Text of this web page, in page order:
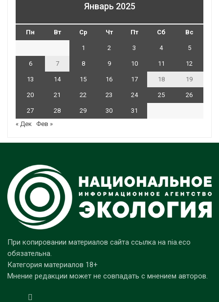
Январь 2025
Пн Вт Ср Чт Пт Сб Вс
1 2 3 4 5
6 7 8 9 10 11 12
13 14 15 16 17 18 19
20 21 22 23 24 25 26
27 28 29 30
31
« Дек Фев »
При копировании материалов сайта ссылка на nia.eco
обязательна.
Категория материалов 18+
Мнение редакции может не совпадать с мнением авторов.